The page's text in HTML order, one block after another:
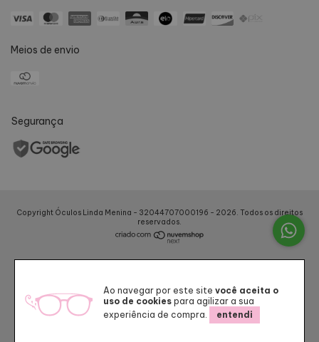
Ao navegar por este site você aceita o
uso de cookies para agilizar a sua
experiência de compra.
entendi
Meios de envio
Segurança
Copyright Óculos Linda Menina - 32044707000196 - 2026. Todos os direitos
reservados.